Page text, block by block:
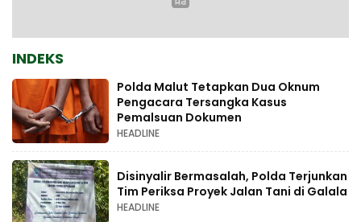
INDEKS
Polda Malut Tetapkan Dua Oknum
Pengacara Tersangka Kasus
Pemalsuan Dokumen
HEADLINE
Disinyalir Bermasalah, Polda Terjunkan
Tim Periksa Proyek Jalan Tani di Galala
HEADLINE